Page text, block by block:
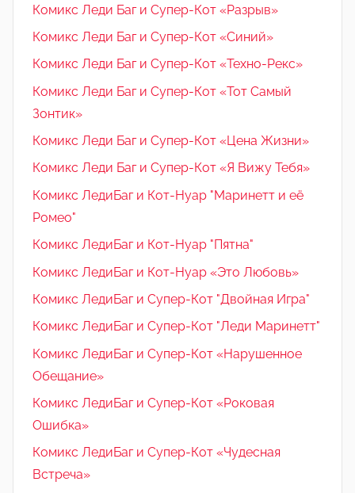
Комикс Леди Баг и Супер-Кот «Разрыв»
Комикс Леди Баг и Супер-Кот «Синий»
Комикс Леди Баг и Супер-Кот «Техно-Рекс»
Комикс Леди Баг и Супер-Кот «Тот Самый
Зонтик»
Комикс Леди Баг и Супер-Кот «Цена Жизни»
Комикс Леди Баг и Супер-Кот «Я Вижу Тебя»
Комикс ЛедиБаг и Кот-Нуар "Маринетт и её
Ромео"
Комикс ЛедиБаг и Кот-Нуар "Пятна"
Комикс ЛедиБаг и Кот-Нуар «Это Любовь»
Комикс ЛедиБаг и Супер-Кот "Двойная Игра"
Комикс ЛедиБаг и Супер-Кот "Леди Маринетт"
Комикс ЛедиБаг и Супер-Кот «Нарушенное
Обещание»
Комикс ЛедиБаг и Супер-Кот «Роковая
Ошибка»
Комикс ЛедиБаг и Супер-Кот «Чудесная
Встреча»